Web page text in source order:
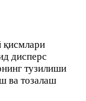
қисмлари
дисперс
тузилиши
ва тозалаш